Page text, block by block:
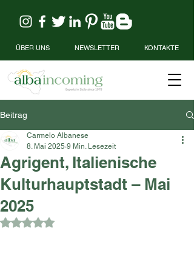
ÜBER UNS NEWSLETTER KONTAKTE
Beitrag
Agrigent, Italienische
Kulturhauptstadt – Mai
2025
Carmelo Albanese
8. Mai 2025 9 Min. Lesezeit
Mit NaN von 5 Sternen bewertet.